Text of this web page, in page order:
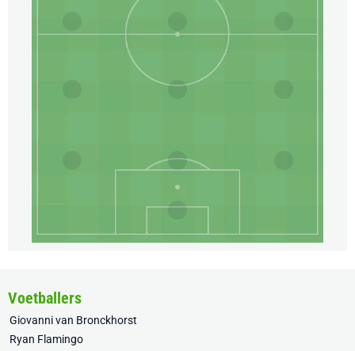
Voetballers
Giovanni van Bronckhorst
Ryan Flamingo